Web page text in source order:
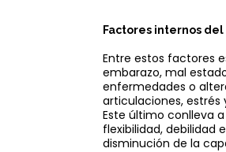
Factores internos
Entre estos factores
embarazo, mal
enfermedades o
articulaciones, estrés
Este último conlleva
flexibilidad, debilidad
disminución de la